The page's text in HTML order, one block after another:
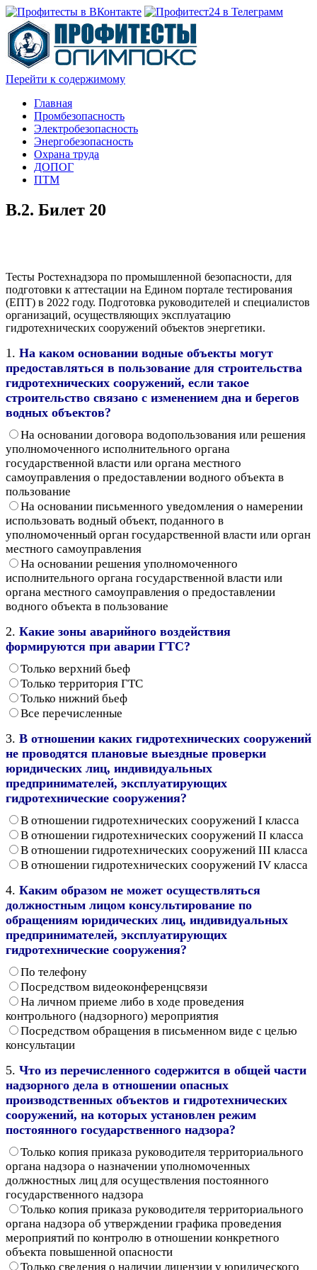
Перейти к содержимому
Главная
Промбезопасность
Электробезопасность
Энергобезопасность
Охрана труда
ДОПОГ
ПТМ
В.2. Билет 20
Тесты Ростехнадзора по промышленной безопасности, для
подготовки к аттестации на Едином портале тестирования
(ЕПТ) в 2022 году. Подготовка руководителей и специалистов
организаций, осуществляющих эксплуатацию
гидротехнических сооружений объектов энергетики.
1. На каком основании водные объекты могут
предоставляться в пользование для строительства
гидротехнических сооружений, если такое
строительство связано с изменением дна и берегов
водных объектов?
На основании договора водопользования или решения
уполномоченного исполнительного органа
государственной власти или органа местного
самоуправления о предоставлении водного объекта в
пользование
На основании письменного уведомления о намерении
использовать водный объект, поданного в
уполномоченный орган государственной власти или орган
местного самоуправления
На основании решения уполномоченного
исполнительного органа государственной власти или
органа местного самоуправления о предоставлении
водного объекта в пользование
2. Какие зоны аварийного воздействия
формируются при аварии ГТС?
Только верхний бьеф
Только территория ГТС
Только нижний бьеф
Все перечисленные
3. В отношении каких гидротехнических сооружений
не проводятся плановые выездные проверки
юридических лиц, индивидуальных
предпринимателей, эксплуатирующих
гидротехнические сооружения?
В отношении гидротехнических сооружений I класса
В отношении гидротехнических сооружений II класса
В отношении гидротехнических сооружений III класса
В отношении гидротехнических сооружений IV класса
4. Каким образом не может осуществляться
должностным лицом консультирование по
обращениям юридических лиц, индивидуальных
предпринимателей, эксплуатирующих
гидротехнические сооружения?
По телефону
Посредством видеоконференцсвязи
На личном приеме либо в ходе проведения
контрольного (надзорного) мероприятия
Посредством обращения в письменном виде с целью
консультации
5. Что из перечисленного содержится в общей части
надзорного дела в отношении опасных
производственных объектов и гидротехнических
сооружений, на которых установлен режим
постоянного государственного надзора?
Только копия приказа руководителя территориального
органа надзора о назначении уполномоченных
должностных лиц для осуществления постоянного
государственного надзора
Только копия приказа руководителя территориального
органа надзора об утверждении графика проведения
мероприятий по контролю в отношении конкретного
объекта повышенной опасности
Только сведения о наличии лицензии у юридического